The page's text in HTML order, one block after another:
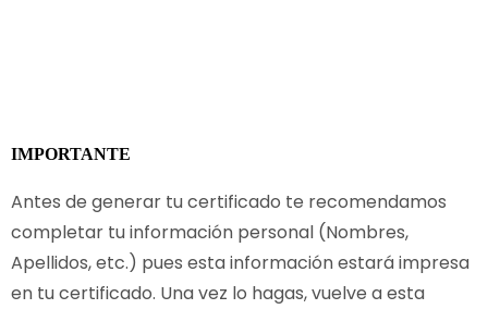
IMPORTANTE
Antes de generar tu certificado te recomendamos
completar tu información personal (Nombres,
Apellidos, etc.) pues esta información estará impresa
en tu certificado. Una vez lo hagas, vuelve a esta